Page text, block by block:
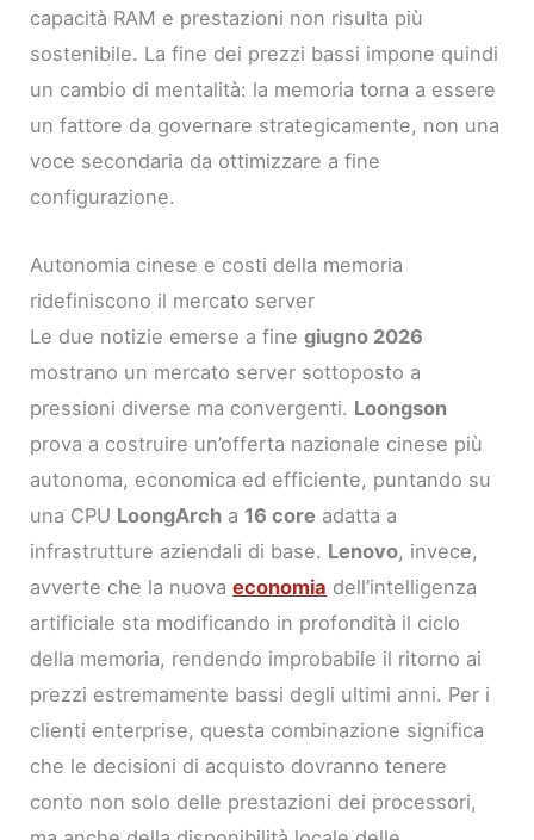
capacità RAM e prestazioni non risulta più
sostenibile. La fine dei prezzi bassi impone quindi
un cambio di mentalità: la memoria torna a essere
un fattore da governare strategicamente, non una
voce secondaria da ottimizzare a fine
configurazione.
Autonomia cinese e costi della memoria
ridefiniscono il mercato server
Le due notizie emerse a finegiugno 2026
mostrano un mercato server sottoposto a
pressioni diverse ma convergenti. Loongson
prova a costruire un’offerta nazionale cinese più
autonoma, economica ed efficiente, puntando su
una CPU LoongArch a 16 core adatta a
infrastrutture aziendali di base. Lenovo, invece,
avverte che la nuovaeconomia dell’intelligenza
artificiale sta modificando in profondità il ciclo
della memoria, rendendo improbabile il ritorno ai
prezzi estremamente bassi degli ultimi anni. Per i
clienti enterprise, questa combinazione significa
che le decisioni di acquisto dovranno tenere
conto non solo delle prestazioni dei processori,